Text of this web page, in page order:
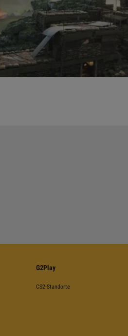
G2Play
CS2-Standorte